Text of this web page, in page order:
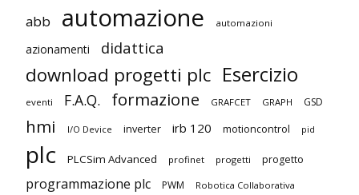
abb automazione automazioni
azionamenti didattica
download progetti plc Esercizio
eventi F.A.Q. formazione GRAFCET GRAPH GSD
hmi I/O Device inverter irb 120 motioncontrol pid
plc PLCSim Advanced profinet progetti progetto
programmazione plc PWM Robotica Collaborativa